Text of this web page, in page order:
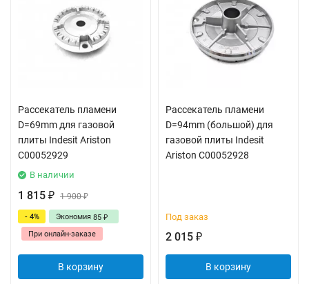
Рассекатель пламени
D=69mm для газовой
плиты Indesit Ariston
C00052929
В наличии
1 815 ₽ 1 900₽
- 4% Экономия 85 ₽
При онлайн-заказе
В корзину
Рассекатель пламени
D=94mm (большой) для
газовой плиты Indesit
Ariston C00052928
Под заказ
2 015 ₽
В корзину